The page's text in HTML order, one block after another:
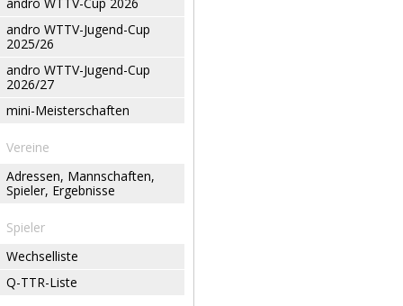
andro WTTV-Jugend-Cup
2025/26
andro WTTV-Jugend-Cup
2026/27
mini-Meisterschaften
Vereine
Adressen, Mannschaften,
Spieler, Ergebnisse
Spieler
Wechselliste
Q-TTR-Liste